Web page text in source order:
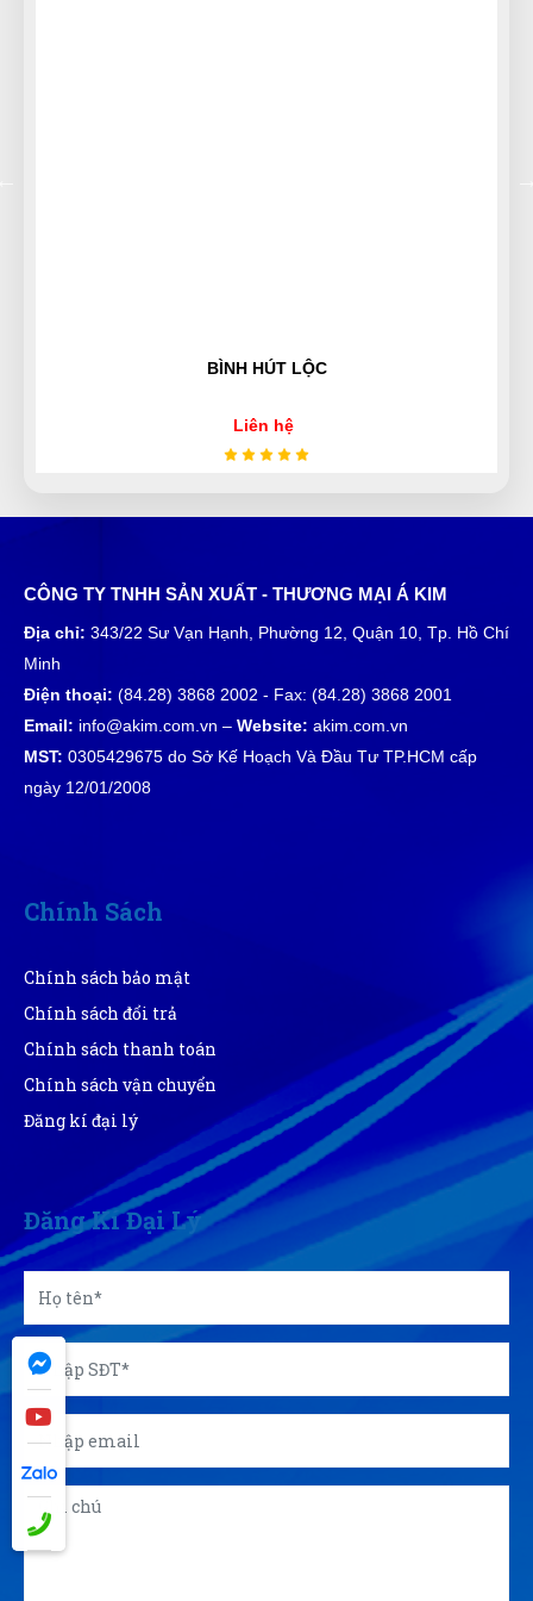
BÌNH HÚT LỘC
Liên hệ
CÔNG TY TNHH SẢN XUẤT - THƯƠNG MẠI Á KIM
Địa chỉ: 343/22 Sư Vạn Hạnh, Phường 12, Quận 10, Tp. Hồ Chí
Minh
Điện thoại: (84.28) 3868 2002 - Fax: (84.28) 3868 2001
Email: info@akim.com.vn – Website: akim.com.vn
MST: 0305429675 do Sở Kế Hoạch Và Đầu Tư TP.HCM cấp
ngày 12/01/2008
Chính Sách
Chính sách bảo mật
Chính sách đổi trả
Chính sách thanh toán
Chính sách vận chuyển
Đăng kí đại lý
Đăng Kí Đại Lý